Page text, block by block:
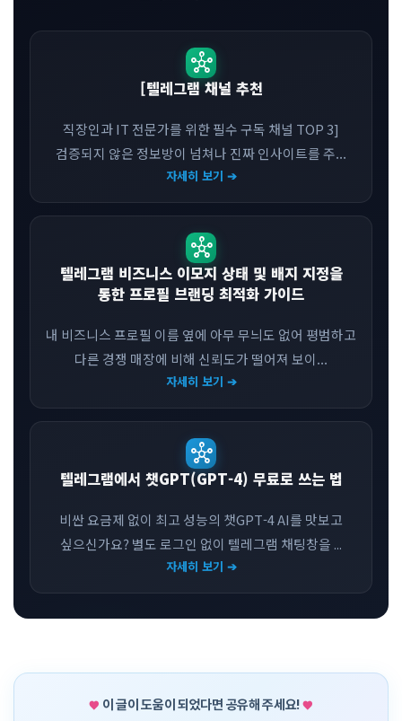
hub
[텔레그램 채널 추천
직장인과 IT 전문가를 위한 필수 구독 채널 TOP 3]
검증되지 않은 정보방이 넘쳐나 진짜 인사이트를 주...
자세히 보기 ➔
hub
텔레그램 비즈니스 이모지 상태 및 배지 지정을
통한 프로필 브랜딩 최적화 가이드
내 비즈니스 프로필 이름 옆에 아무 무늬도 없어 평범하고
다른 경쟁 매장에 비해 신뢰도가 떨어져 보이...
자세히 보기 ➔
hub
텔레그램에서 챗GPT(GPT-4) 무료로 쓰는 법
비싼 요금제 없이 최고 성능의 챗GPT-4 AI를 맛보고
싶으신가요? 별도 로그인 없이 텔레그램 채팅창을 ...
자세히 보기 ➔
이 글이 도움이 되었다면 공유해 주세요!